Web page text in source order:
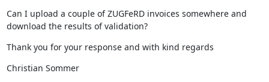
Can I upload a couple of ZUGFeRD invoices somewhere and
download the results of validation?
Thank you for your response and with kind regards
Christian Sommer